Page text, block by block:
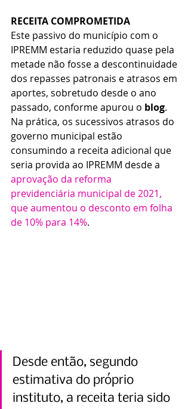
RECEITA COMPROMETIDA
Este passivo do município com o
IPREMM estaria reduzido quase pela
metade não fosse a descontinuidade
dos repasses patronais e atrasos em
aportes, sobretudo desde o ano
passado, conforme apurou o blog.
Na prática, os sucessivos atrasos do
governo municipal estão
consumindo a receita adicional que
seria provida ao IPREMM desde a
aprovação da reforma
previdenciária municipal de 2021,
que aumentou o desconto em folha
de 10% para 14%.
Desde então, segundo
estimativa do próprio
instituto, a receita teria sido